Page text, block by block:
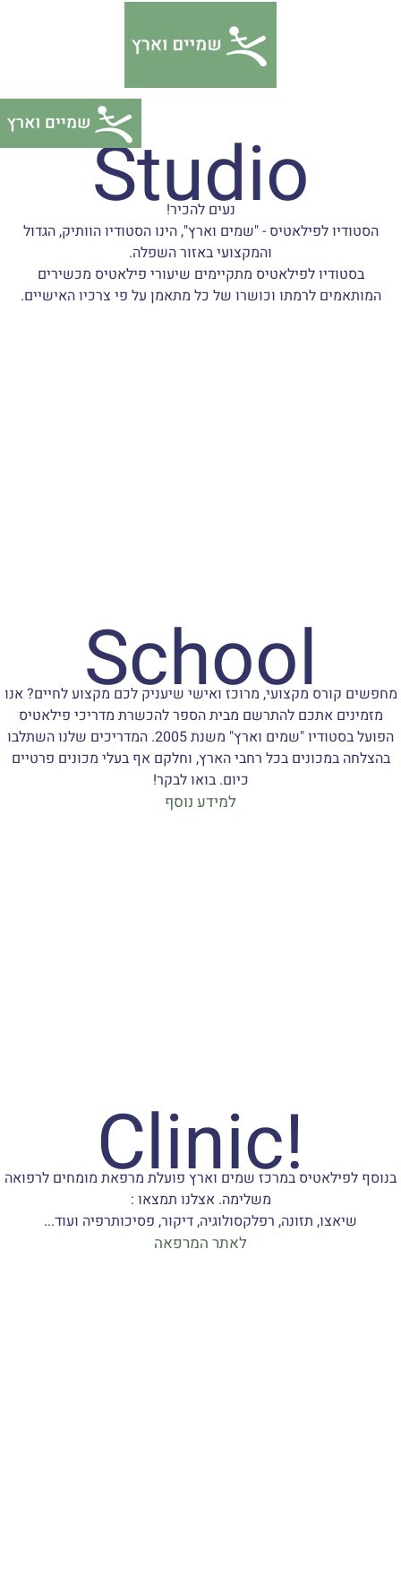
Studio
נעים להכיר!
הסטודיו לפילאטיס - "שמים וארץ", הינו הסטודיו הוותיק, הגדול
והמקצועי באזור השפלה.
בסטודיו לפילאטיס מתקיימים שיעורי פילאטיס מכשירים
המותאמים לרמתו וכושרו של כל מתאמן על פי צרכיו האישיים.
School
מחפשים קורס מקצועי, מרוכז ואישי שיעניק לכם מקצוע לחיים? אנו
מזמינים אתכם להתרשם מבית הספר להכשרת מדריכי פילאטיס
הפועל בסטודיו "שמים וארץ" משנת 2005. המדריכים שלנו השתלבו
בהצלחה במכונים בכל רחבי הארץ, וחלקם אף בעלי מכונים פרטיים
כיום. בואו לבקר!
למידע נוסף
!Clinic
בנוסף לפילאטיס במרכז שמים וארץ פועלת מרפאת מומחים לרפואה
משלימה. אצלנו תמצאו :
שיאצו, תזונה, רפלקסולוגיה, דיקור, פסיכותרפיה ועוד...
לאתר המרפאה